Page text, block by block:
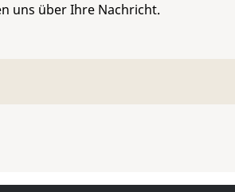
uns über Ihre Nachricht.